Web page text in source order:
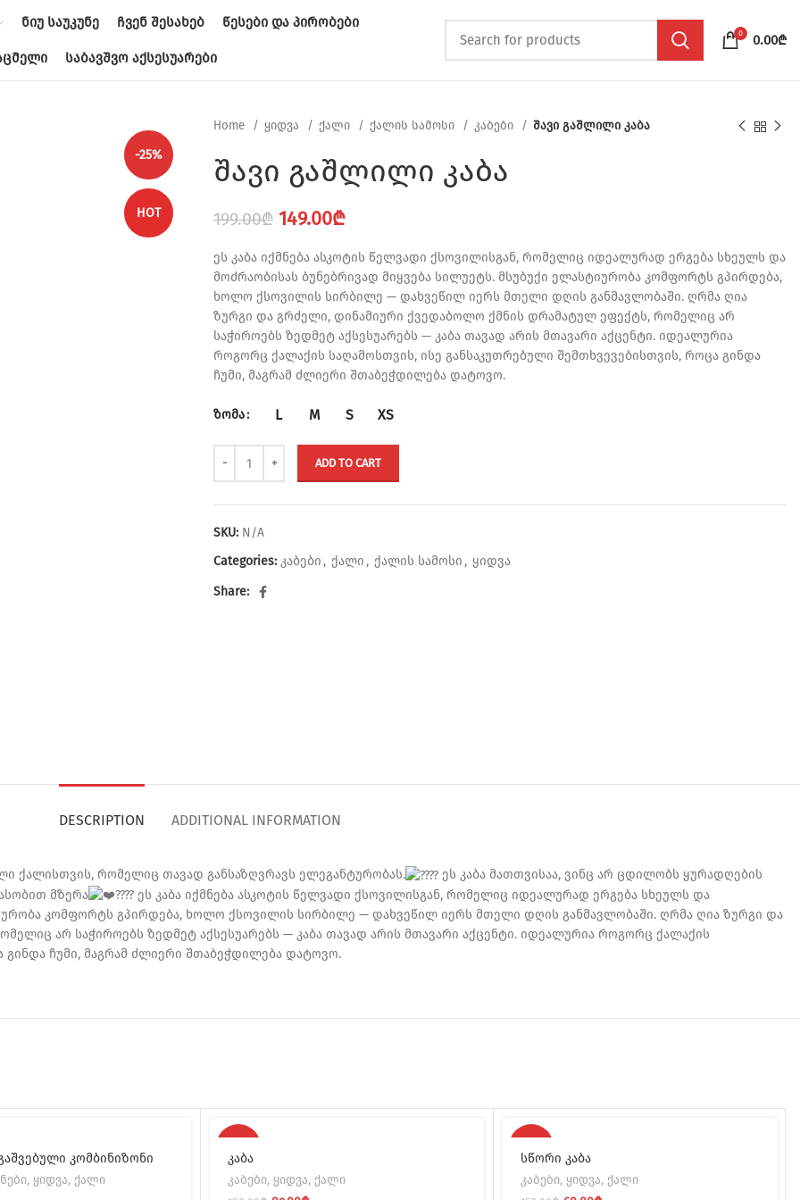
ᲜᲘᲣ ᲡᲐᲣᲙᲣᲜᲔ ᲩᲕᲔᲜ ᲨᲔᲡᲐᲮᲔᲑ ᲬᲔᲡᲔᲑᲘ ᲓᲐ ᲞᲘᲠᲝᲑᲔᲑᲘ
ᲡᲐᲑᲐᲕᲨᲕᲝ ᲐᲥᲡᲔᲡᲣᲐᲠᲔᲑᲘ
0 0.00₾
-25%
HOT
Home ყიდვა ქალი ქალის სამოსი კაბები შავი გაშლილი კაბა
შავი გაშლილი კაბა
199.00₾ Original
was:
199.00₾.
149.00₾Current
is:
149.00₾.
ეს კაბა იქმნება ასკოტის წელვადი ქსოვილისგან, რომელიც იდეალურად ერგება სხეულს და
მოძრაობისას ბუნებრივად მიყვება სილუეტს. მსუბუქი ელასტიურობა კომფორტს გპირდება,
ხოლო ქსოვილის სირბილე — დახვეწილ იერს მთელი დღის განმავლობაში. ღრმა ღია
ზურგი და გრძელი, დინამიური ქვედაბოლო ქმნის დრამატულ ეფექტს, რომელიც არ
საჭიროებს ზედმეტ აქსესუარებს — კაბა თავად არის მთავარი აქცენტი. იდეალურია
როგორც ქალაქის საღამოსთვის, ისე განსაკუთრებული შემთხვევებისთვის, როცა გინდა
ჩუმი, მაგრამ ძლიერი შთაბეჭდილება დატოვო.
ზომა L M S XS
ADD TO CART
SKU: N/A
Categories: კაბები , ქალი , ქალის სამოსი , ყიდვა
Share:
DESCRIPTION ADDITIONAL INFORMATION
ქალისთვის, რომელიც თავად განსაზღვრავს ელეგანტურობას.
ეს კაბა მათთვისაა, ვინც არ ცდილობს ყურადღების
მზერა
ეს კაბა იქმნება ასკოტის წელვადი ქსოვილისგან, რომელიც იდეალურად ერგება სხეულს და
კომფორტს გპირდება, ხოლო ქსოვილის სირბილე — დახვეწილ იერს მთელი დღის განმავლობაში. ღრმა ღია ზურგი და
არ საჭიროებს ზედმეტ აქსესუარებს — კაბა თავად არის მთავარი აქცენტი. იდეალურია როგორც ქალაქის
გინდა ჩუმი, მაგრამ ძლიერი შთაბეჭდილება დატოვო.
კომბინიზონი
, ყიდვა, ქალი
კაბა
კაბები, ყიდვა, ქალი
სწორი კაბა
კაბები, ყიდვა, ქალი